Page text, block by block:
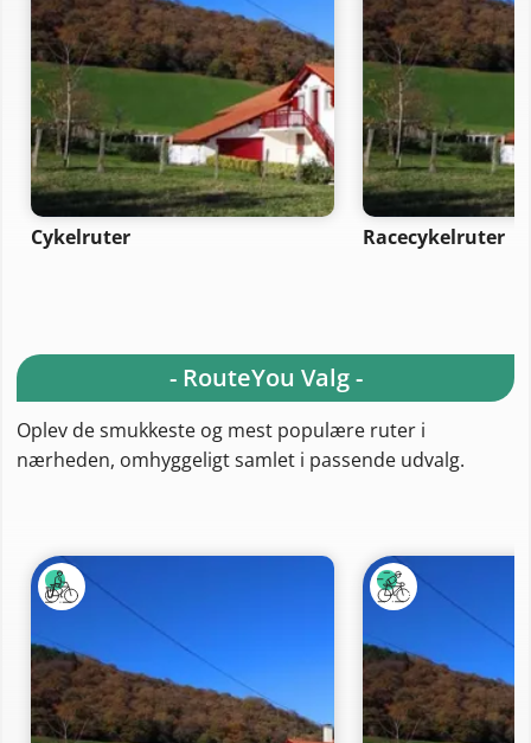
Cykelruter Racecykelruter
- RouteYou Valg -
Oplev de smukkeste og mest populære ruter i
nærheden, omhyggeligt samlet i passende udvalg.